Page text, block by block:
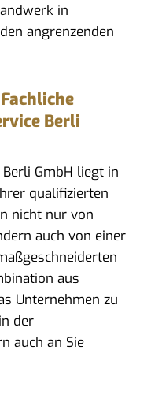
in
angrenzenden
Berli
GmbH liegt in
qualifizierten
nicht nur von
auch von einer
aus
Unternehmen zu
der
auch an Sie